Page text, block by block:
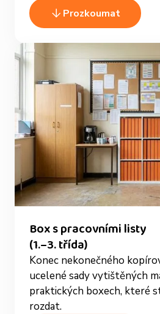
Prozkoumat
Box s pracovními listy
(1.–3. třída)
Konec nekonečného
ucelené sady vytištěných
praktických boxech, které
rozdat.